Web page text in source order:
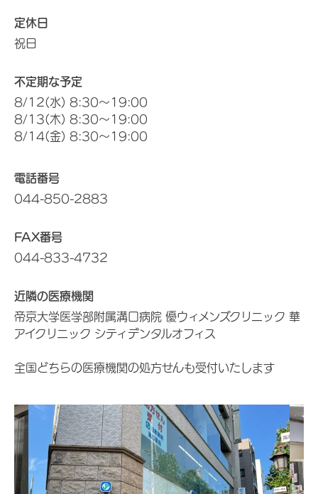
定休日
祝日
不定期な予定
8/12(水) 8:30～19:00
8/13(木) 8:30～19:00
8/14(金) 8:30～19:00
電話番号
044-850-2883
FAX番号
044-833-4732
近隣の医療機関
帝京大学医学部附属溝口病院 優ウィメンズクリニック 華
アイクリニック シティデンタルオフィス
全国どちらの医療機関の処方せんも受付いたします